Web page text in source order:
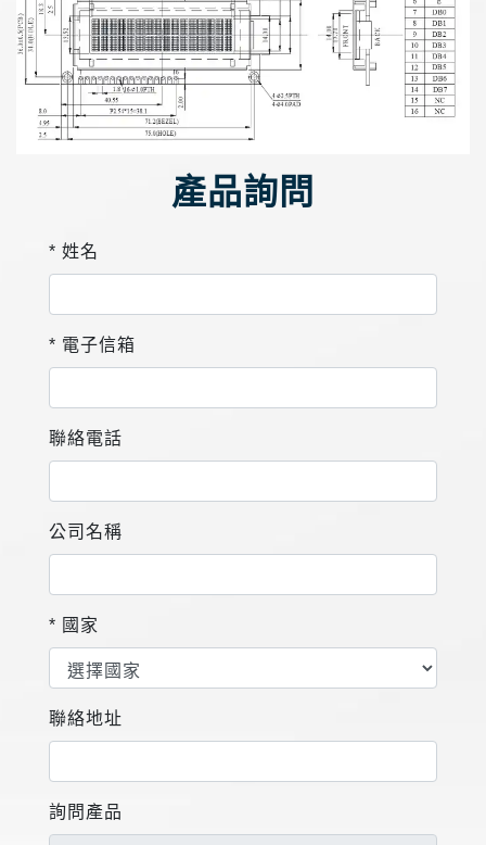
產品詢問
* 姓名
* 電子信箱
聯絡電話
公司名稱
* 國家
聯絡地址
詢問產品